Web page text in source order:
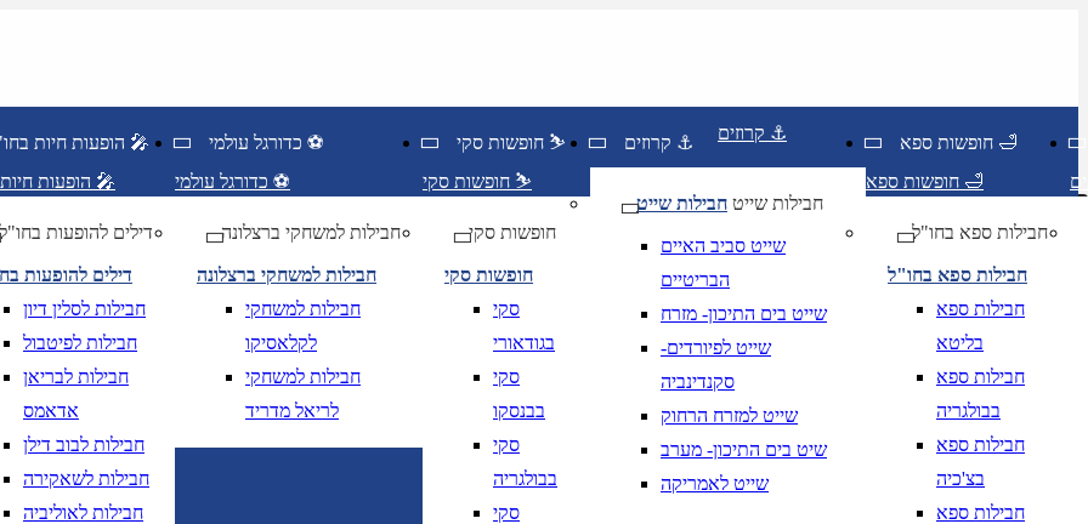
הופעות חיות בחו"ל 🎤
הופעות חיות בחו"ל 🎤
דילים להופעות בחו"ל
דילים להופעות
חבילות לסלין דיון
חבילות לפיטבול
חבילות לבריאן
אדאמס
חבילות לבוב דילן
חבילות לשאקירה
חבילות לאוליביה
כדורגל עולמי ⚽
כדורגל עולמי ⚽
חבילות למשחקי ברצלונה
חבילות למשחקי ברצלונה
חבילות למשחקי
לקלאסיקו
חבילות למשחקי
לריאל מדריד
חופשות סקי ⛷️
חופשות סקי ⛷️
חופשות סקי
חופשות סקי
סקי
בגודאורי
סקי
בבנסקו
סקי
בבולגריה
סקי
קרוזים ⚓ קרוזים ⚓
חבילות שייט חבילות שייט
שייט סביב האיים
הבריטיים
שייט בים התיכון- מזרח
שייט לפיורדים-
סקנדינביה
שייט למזרח הרחוק
שיט בים התיכון- מערב
שייט לאמריקה
חופשות ספא 🛁
חופשות ספא 🛁
חבילות ספא בחו"ל
חבילות ספא בחו"ל
חבילות ספא
בליטא
חבילות ספא
בבולגריה
חבילות ספא
בצ'כיה
חבילות ספא
תאריך יציאה
נא לוודא בחירת יעד לפני בחירת
יום בשתי ספרות קו נטוי חודש בשתי ספרות קו נטוי